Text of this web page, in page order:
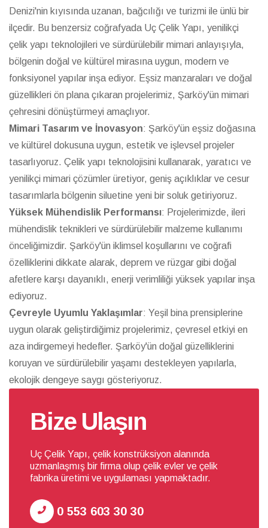
Denizi'nin kıyısında uzanan, bağcılığı ve turizmi ile ünlü bir
ilçedir. Bu benzersiz coğrafyada Uç Çelik Yapı, yenilikçi
çelik yapı teknolojileri ve sürdürülebilir mimari anlayışıyla,
bölgenin doğal ve kültürel mirasına uygun, modern ve
fonksiyonel yapılar inşa ediyor. Eşsiz manzaraları ve doğal
güzellikleri ön plana çıkaran projelerimiz, Şarköy'ün mimari
çehresini dönüştürmeyi amaçlıyor.
Mimari Tasarım ve İnovasyon: Şarköy'ün eşsiz doğasına
ve kültürel dokusuna uygun, estetik ve işlevsel projeler
tasarlıyoruz. Çelik yapı teknolojisini kullanarak, yaratıcı ve
yenilikçi mimari çözümler üretiyor, geniş açıklıklar ve cesur
tasarımlarla bölgenin siluetine yeni bir soluk getiriyoruz.
Yüksek Mühendislik Performansı: Projelerimizde, ileri
mühendislik teknikleri ve sürdürülebilir malzeme kullanımı
önceliğimizdir. Şarköy'ün iklimsel koşullarını ve coğrafi
özelliklerini dikkate alarak, deprem ve rüzgar gibi doğal
afetlere karşı dayanıklı, enerji verimliliği yüksek yapılar inşa
ediyoruz.
Çevreyle Uyumlu Yaklaşımlar: Yeşil bina prensiplerine
uygun olarak geliştirdiğimiz projelerimiz, çevresel etkiyi en
aza indirgemeyi hedefler. Şarköy'ün doğal güzelliklerini
koruyan ve sürdürülebilir yaşamı destekleyen yapılarla,
ekolojik dengeye saygı gösteriyoruz.
Bize Ulaşın
Uç Çelik Yapı, çelik konstrüksiyon alanında
uzmanlaşmış bir firma olup çelik evler ve çelik
fabrika üretimi ve uygulaması yapmaktadır.
0 553 603 30 30